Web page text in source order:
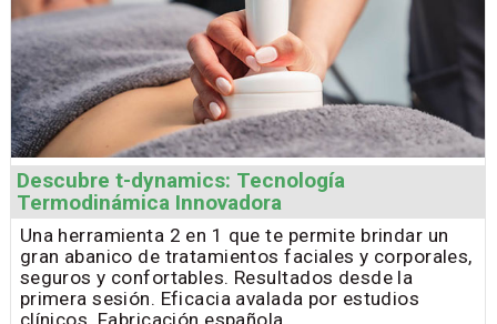
Descubre t-dynamics: Tecnología
Termodinámica Innovadora
Una herramienta 2 en 1 que te permite brindar un
gran abanico de tratamientos faciales y corporales,
seguros y confortables. Resultados desde la
primera sesión. Eficacia avalada por estudios
clínicos. Fabricación española.